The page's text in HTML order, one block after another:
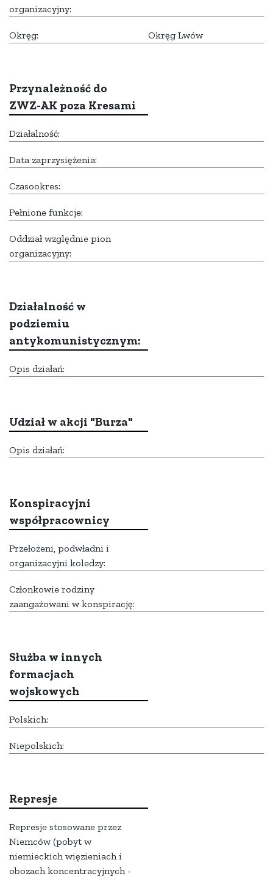
organizacyjny:
Okręg: Okręg Lwów
Przynależność do
ZWZ-AK poza Kresami
Działalność:
Data zaprzysiężenia:
Czasookres:
Pełnione funkcje:
Oddział względnie pion
organizacyjny:
Działalność w
podziemiu
antykomunistycznym:
Opis działań:
Udział w akcji "Burza"
Opis działań:
Konspiracyjni
współpracownicy
Przełożeni, podwładni i
organizacyjni koledzy:
Członkowie rodziny
zaangażowani w konspirację:
Służba w innych
formacjach
wojskowych
Polskich:
Niepolskich:
Represje
Represje stosowane przez
Niemców (pobyt w
niemieckich więzieniach i
obozach koncentracyjnych -